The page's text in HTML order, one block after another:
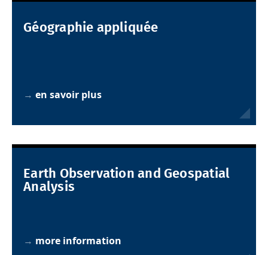
Géographie appliquée
→en savoir plus
Earth Observation and Geospatial
Analysis
→ more information